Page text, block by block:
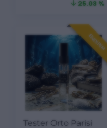
25.03 %
ENDIRIM
Tester Orto Parisi